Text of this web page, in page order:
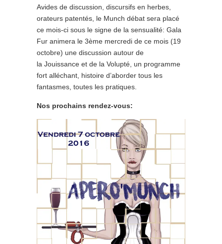
Avides de discussion, discursifs en herbes,
orateurs patentés, le Munch débat sera placé
ce mois-ci sous le signe de la sensualité: Gala
Fur animera le 3ème mercredi de ce mois (19
octobre) une discussion autour de
la Jouissance et de la Volupté, un programme
fort alléchant, histoire d’aborder tous les
fantasmes, toutes les pratiques.
Nos prochains rendez-vous: